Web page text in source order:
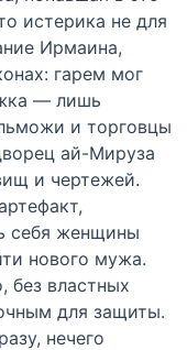
истерика не для
Ирмаина,
гарем мог
— лишь
и торговцы
ай-Мируза
и чертежей.
себя женщины
нового мужа.
без властных
для защиты.
нечего